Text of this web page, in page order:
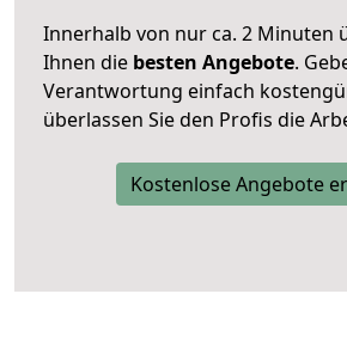
Innerhalb von nur ca. 2 Minuten
Ihnen die besten Angebote.
Verantwortung einfach
überlassen Sie den Profis die
Kostenlose Angebote